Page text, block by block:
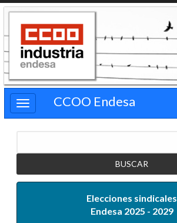
Pasar
contenido
principal
CCOO Endesa
Elecciones sindicales
Endesa 2025 - 2029